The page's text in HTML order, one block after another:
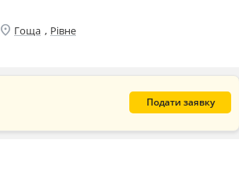
location_on Гоща , Рівне
Подати заявку